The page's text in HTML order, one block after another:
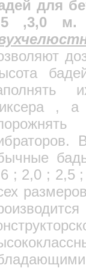
для
,3,0 м.
, а
; 2,0 ; 2,5